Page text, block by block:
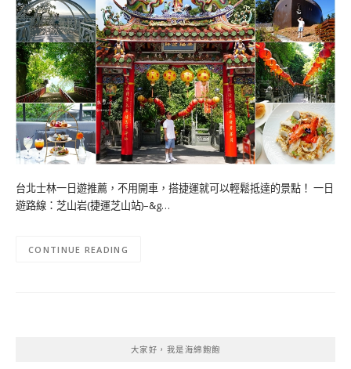
台北士林一日遊推薦，不用開車，搭捷運就可以輕鬆抵達的景點！ 一日
遊路線：芝山岩(捷運芝山站)–&g…
CONTINUE READING
大家好，我是海綿飽飽